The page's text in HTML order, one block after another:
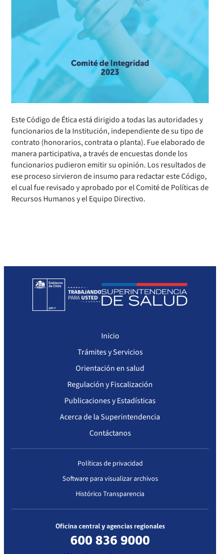
Este Código de Ética está dirigido a todas las autoridades y
funcionarios de la Institución, independiente de su tipo de
contrato (honorarios, contrata o planta). Fue elaborado de
manera participativa, a través de encuestas donde los
funcionarios pudieron emitir su opinión. Los resultados de
ese proceso sirvieron de insumo para redactar este Código,
el cual fue revisado y aprobado por el Comité de Políticas de
Recursos Humanos y el Equipo Directivo.
Inicio
Trámites y Servicios
Orientación en salud
Regulación y Fiscalización
Publicaciones y Estadísticas
Acerca de la Superintendencia
Contáctanos
Políticas de privacidad
Software para visualizar archivos
Histórico Transparencia
Oficina central y agencias regionales
600 836 9000